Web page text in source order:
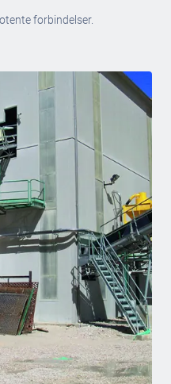
forbindelser.